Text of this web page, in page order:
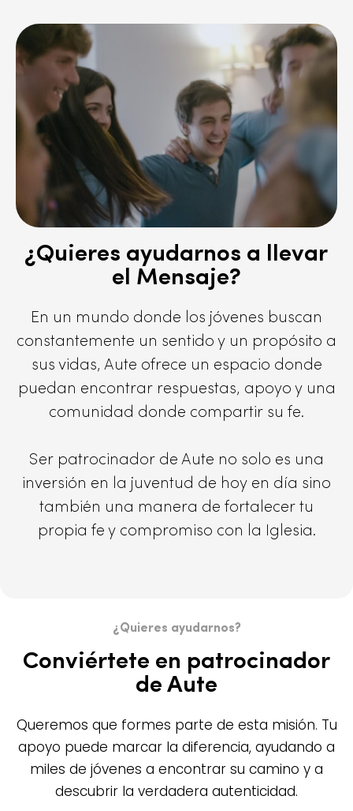
¿Quieres ayudarnos a llevar
el Mensaje?
En un mundo donde los jóvenes buscan
constantemente un sentido y un propósito a
sus vidas, Aute ofrece un espacio donde
puedan encontrar respuestas, apoyo y una
comunidad donde compartir su fe.
Ser patrocinador de Aute no solo es una
inversión en la juventud de hoy en día sino
también una manera de fortalecer tu
propia fe y compromiso con la Iglesia.
¿Quieres ayudarnos?
Conviértete en patrocinador
de Aute
Queremos que formes parte de esta misión. Tu
apoyo puede marcar la diferencia, ayudando a
miles de jóvenes a encontrar su camino y a
descubrir la verdadera autenticidad.